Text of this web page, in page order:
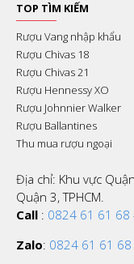
TOP TÌM KIẾM
Rượu Vang nhập khẩu
Rượu Chivas 18
Rượu Chivas 21
Rượu Hennessy XO
Rượu Johnnier Walker
Rượu Ballantines
Thu mua rượu ngoại
Địa chỉ: Khu vực
Quận 3, TPHCM.
Call : 0824 61 61 68
Zalo: 0824 61 61 68